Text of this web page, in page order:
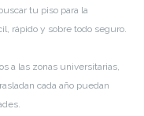
tu piso para la
rápido y sobre todo seguro.
a las zonas universitarias,
cada año puedan